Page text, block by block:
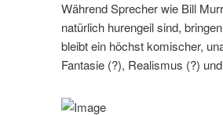
Während Sprecher wie Bill
natürlich hurengeil sind,
bleibt ein höchst komischer,
Fantasie (?), Realismus (?)